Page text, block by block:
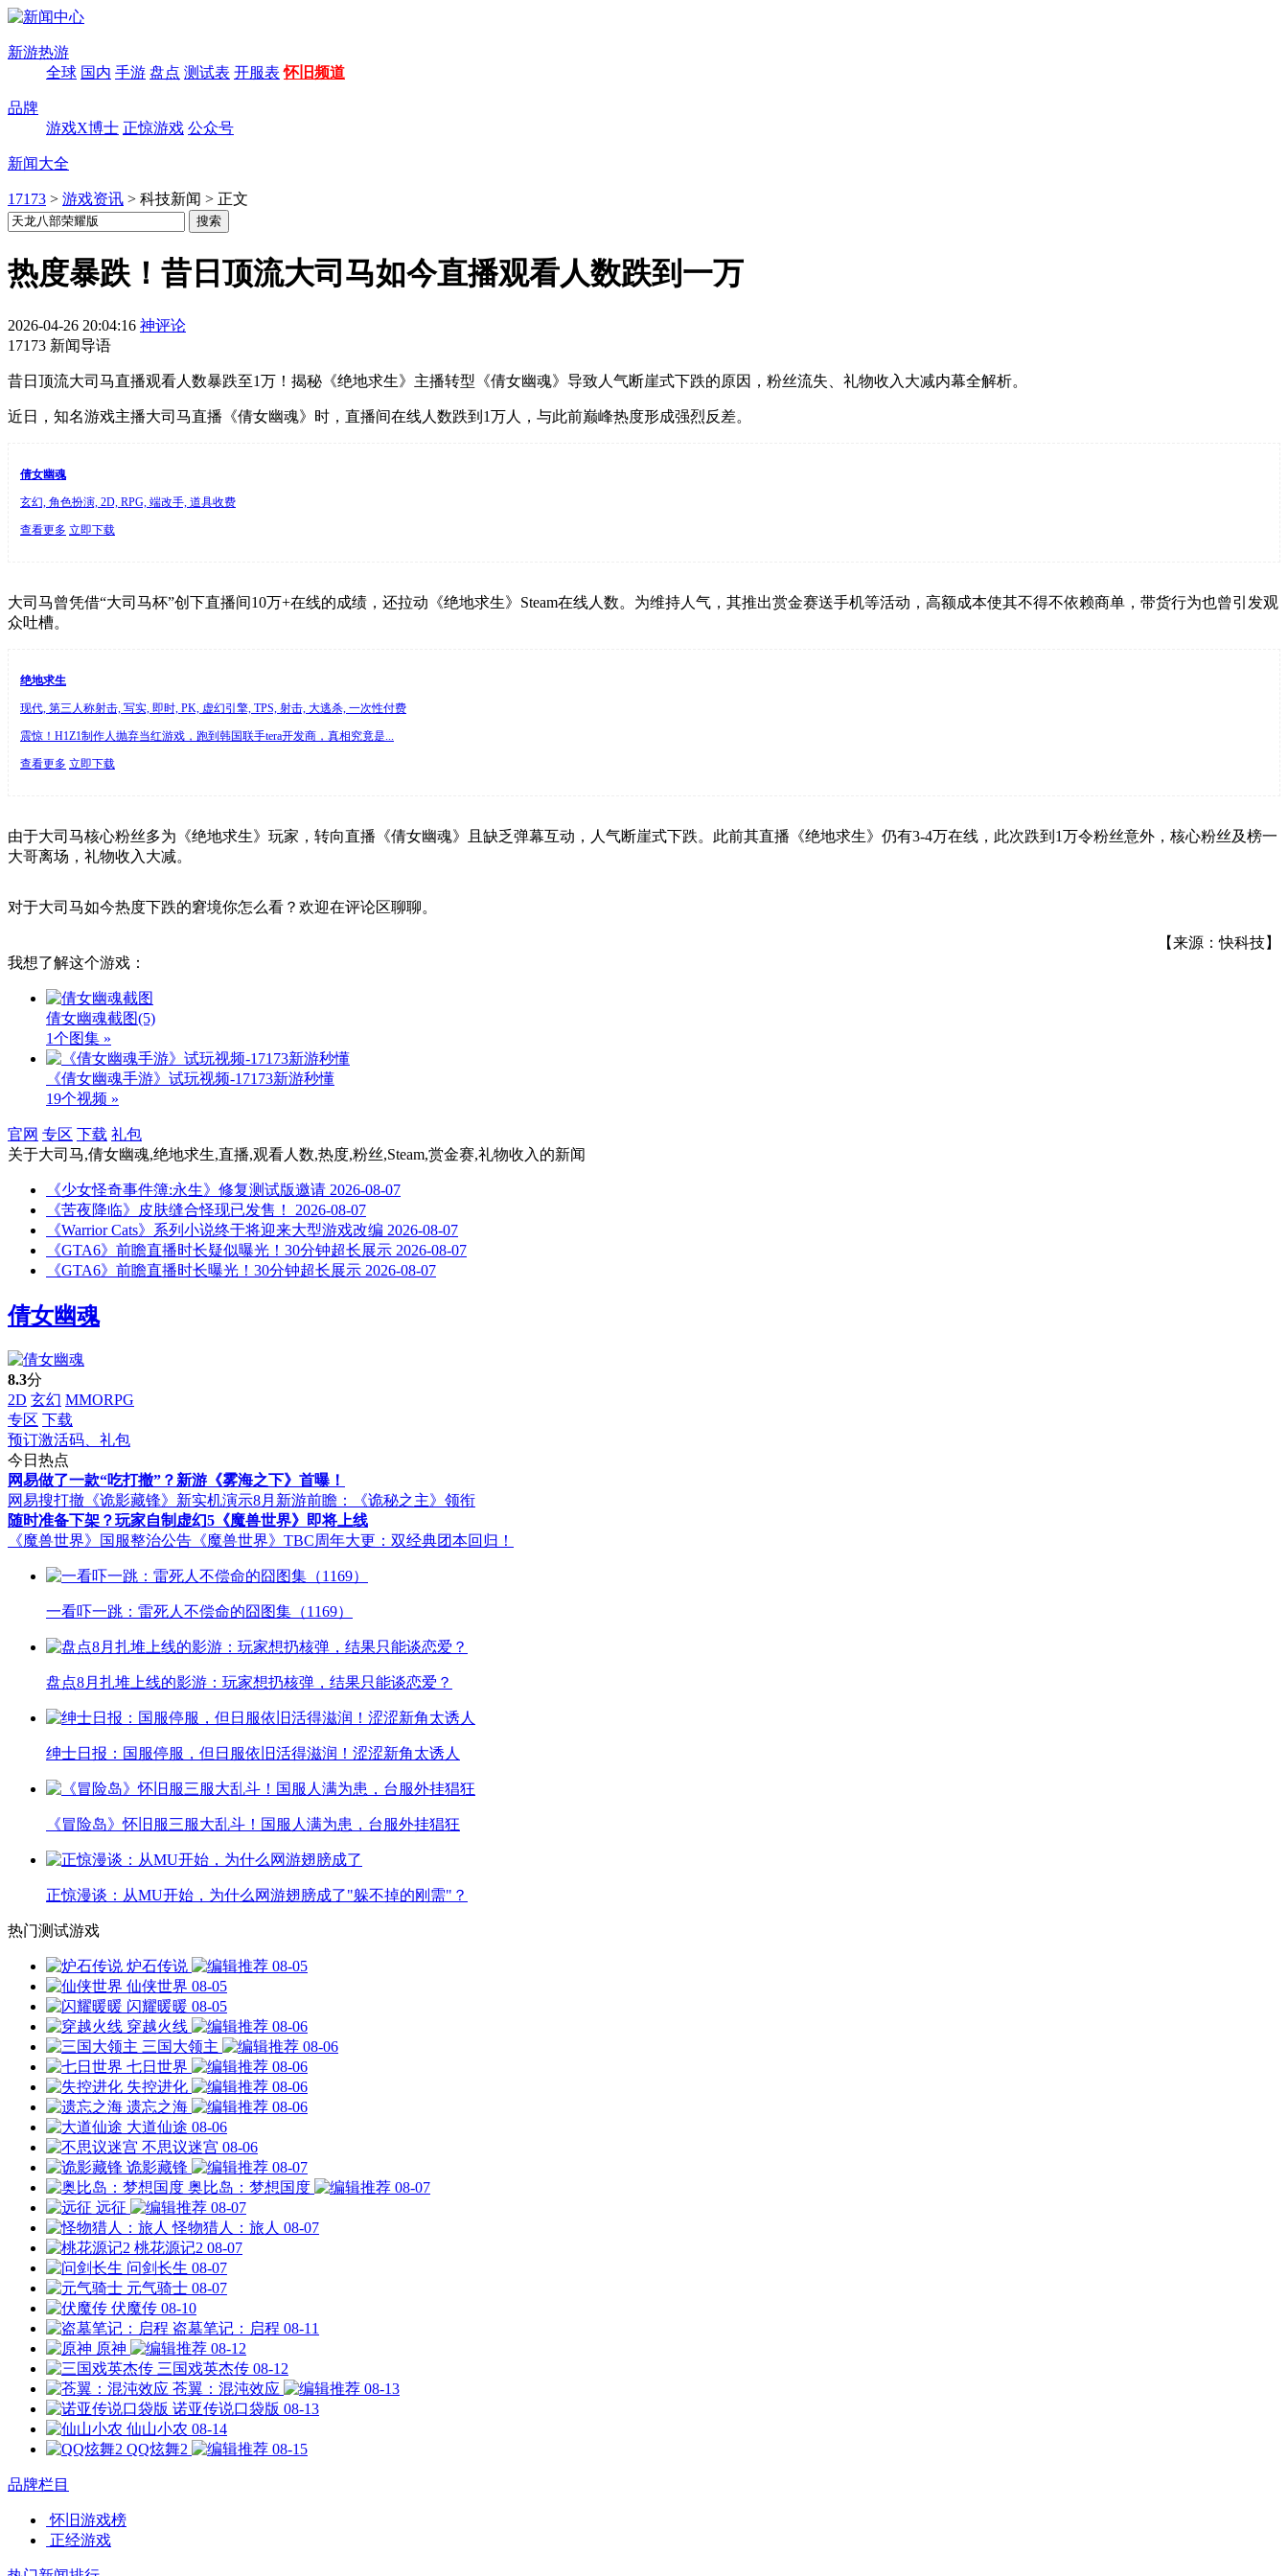
新游热游
全球 国内 手游 盘点 测试表 开服表 怀旧频道
品牌
游戏X博士 正惊游戏 公众号
新闻大全
17173 > 游戏资讯 > 科技新闻 > 正文
热度暴跌！昔日顶流大司马如今直播观看人数跌到一万
2026-04-26 20:04:16 神评论
17173 新闻导语
昔日顶流大司马直播观看人数暴跌至1万！揭秘《绝地求生》主播转型《倩女幽魂》导致人气断崖式下跌的原因，粉丝流失、礼物收入大减内幕全解析。
近日，知名游戏主播大司马直播《倩女幽魂》时，直播间在线人数跌到1万人，与此前巅峰热度形成强烈反差。
倩女幽魂
玄幻, 角色扮演, 2D, RPG, 端改手, 道具收费
查看更多 立即下载
大司马曾凭借“大司马杯”创下直播间10万+在线的成绩，还拉动《绝地求生》Steam在线人数。为维持人气，其推出赏金赛送手机等活动，高额成本使其不得不依赖商单，带货行为也曾引发观
众吐槽。
绝地求生
现代, 第三人称射击, 写实, 即时, PK, 虚幻引擎, TPS, 射击, 大逃杀, 一次性付费
震惊！H1Z1制作人抛弃当红游戏，跑到韩国联手tera开发商，真相究竟是...
查看更多 立即下载
由于大司马核心粉丝多为《绝地求生》玩家，转向直播《倩女幽魂》且缺乏弹幕互动，人气断崖式下跌。此前其直播《绝地求生》仍有3-4万在线，此次跌到1万令粉丝意外，核心粉丝及榜一
大哥离场，礼物收入大减。
对于大司马如今热度下跌的窘境你怎么看？欢迎在评论区聊聊。
【来源：快科技】
我想了解这个游戏：
倩女幽魂截图(5)
1个图集 »
《倩女幽魂手游》试玩视频-17173新游秒懂
19个视频 »
官网 专区 下载 礼包
关于大司马,倩女幽魂,绝地求生,直播,观看人数,热度,粉丝,Steam,赏金赛,礼物收入 的新闻
《少女怪奇事件簿:永生》修复测试版邀请 2026-08-07
《苦夜降临》皮肤缝合怪现已发售！
2026-08-07
《Warrior Cats》系列小说终于将迎来大型游戏改编 2026-08-07
《GTA6》前瞻直播时长疑似曝光！30分钟超长展示 2026-08-07
《GTA6》前瞻直播时长曝光！30分钟超长展示 2026-08-07
倩女幽魂
8.3分
2D 玄幻 MMORPG
专区 下载
预订激活码、礼包
今日热点
网易做了一款“吃打撤”？新游《雾海之下》首曝！
网易搜打撤《诡影藏锋》新实机演示8月新游前瞻：《诡秘之主》领衔
随时准备下架？玩家自制虚幻5《魔兽世界》即将上线
《魔兽世界》国服整治公告 《魔兽世界》TBC周年大更：双经典团本回归！
一看吓一跳：雷死人不偿命的囧图集（1169）
盘点8月扎堆上线的影游：玩家想扔核弹，结果只能谈恋爱？
绅士日报：国服停服，但日服依旧活得滋润！涩涩新角太诱人
《冒险岛》怀旧服三服大乱斗！国服人满为患，台服外挂猖狂
正惊漫谈：从MU开始，为什么网游翅膀成了"躲不掉的刚需"？
热门测试游戏
炉石传说
08-05
仙侠世界 08-05
闪耀暖暖 08-05
穿越火线
08-06
三国大领主
08-06
七日世界
08-06
失控进化
08-06
遗忘之海
08-06
大道仙途 08-06
不思议迷宫 08-06
诡影藏锋
08-07
奥比岛：梦想国度
08-07
远征
08-07
怪物猎人：旅人 08-07
桃花源记2 08-07
问剑长生 08-07
元气骑士 08-07
伏魔传 08-10
盗墓笔记：启程 08-11
原神
08-12
三国戏英杰传 08-12
苍翼：混沌效应
08-13
诺亚传说口袋版 08-13
仙山小农 08-14
QQ炫舞2
08-15
品牌栏目
怀旧游戏榜
正经游戏